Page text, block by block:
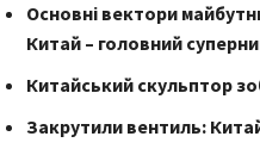
Основні вектори
Китай – головний
Китайський скульптор
Закрутили вентиль: